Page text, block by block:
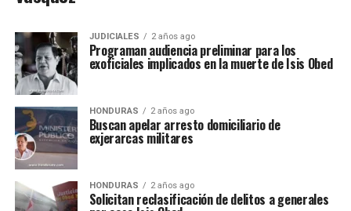
JUDICIALES 2 años ago
Programan audiencia preliminar para los
exoficiales implicados en la muerte de Isis Obed
HONDURAS 2 años ago
Buscan apelar arresto domiciliario de
exjerarcas militares
HONDURAS 2 años ago
Solicitan reclasificación de delitos a generales